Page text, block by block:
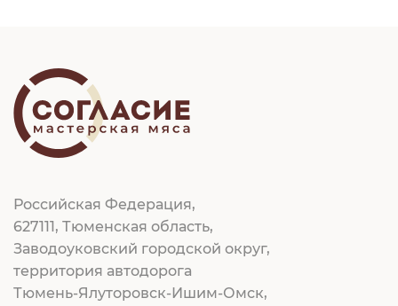
Российская Федерация,
627111, Тюменская область,
Заводоуковский городской округ,
территория автодорога
Тюмень-Ялуторовск-Ишим-Омск,